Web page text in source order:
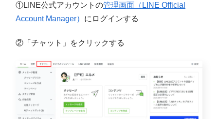
①LINE公式アカウントの管理画面（LINE Official
Account Manager） にログインする
②「チャット」をクリックする